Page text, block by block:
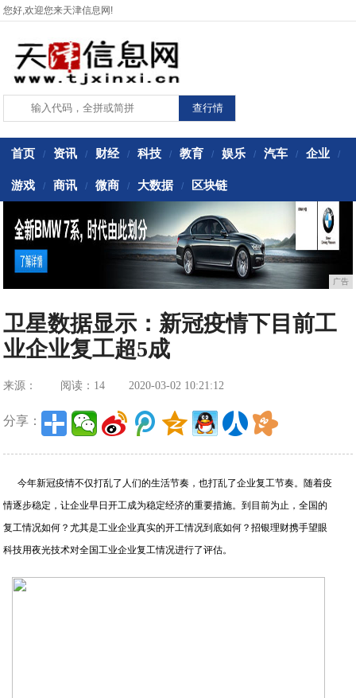
您好,欢迎您来天津信息网!
首页 / 资讯 / 财经 / 科技 / 教育 / 娱乐 / 汽车 / 企业 /
游戏 / 商讯 / 微商 / 大数据 / 区块链
广告
卫星数据显示：新冠疫情下目前工
业企业复工超5成
来源： 阅读：14 2020-03-02 10:21:12
分享：
今年新冠疫情不仅打乱了人们的生活节奏，也打乱了企业复工节奏。随着疫
情逐步稳定，让企业早日开工成为稳定经济的重要措施。到目前为止，全国的
复工情况如何？尤其是工业企业真实的开工情况到底如何？招银理财携手望眼
科技用夜光技术对全国工业企业复工情况进行了评估。